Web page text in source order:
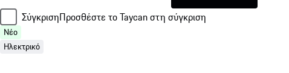
ΣύγκρισηΠροσθέστε το Taycan στη σύγκριση
Νέο
Ηλεκτρικό